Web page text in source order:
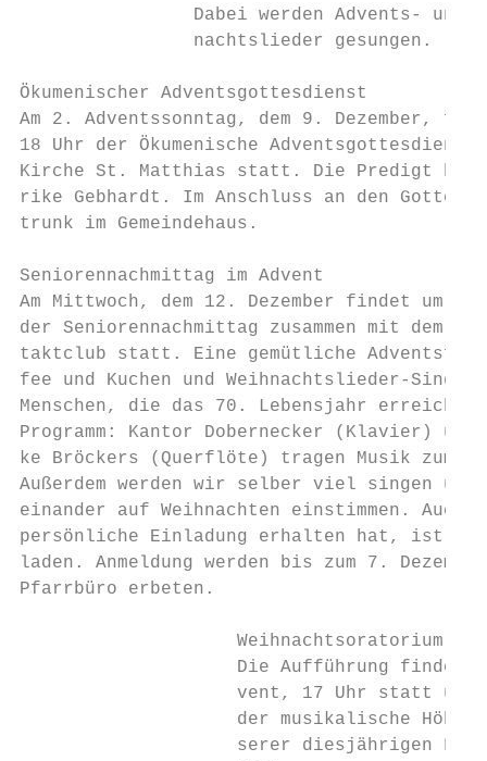
Dabei werden Advents- und
nachtslieder gesungen.
Ökumenischer Adventsgottesdienst
Am 2. Adventssonntag, dem 9.
18 Uhr der Ökumenische
Kirche St. Matthias statt. Die Predigt hält
rike Gebhardt. Im Anschluss an den
trunk im Gemeindehaus.
Seniorennachmittag im Advent
Am Mittwoch, dem 12. Dezember findet um 15
der Seniorennachmittag zusammen mit
taktclub statt. Eine gemütliche
fee und Kuchen und Weihnachtslieder-
Menschen, die das 70. Lebensjahr
Programm: Kantor Dobernecker (Klavier) und
ke Bröckers (Querflöte) tragen Musik zum
Außerdem werden wir selber viel singen
einander auf Weihnachten einstimmen. Auch
persönliche Einladung erhalten hat, ist
laden. Anmeldung werden bis zum 7.
Pfarrbüro erbeten.
Weihnachtsoratorium
Die Aufführung findet
vent, 17 Uhr statt
der musikalische
serer diesjährigen